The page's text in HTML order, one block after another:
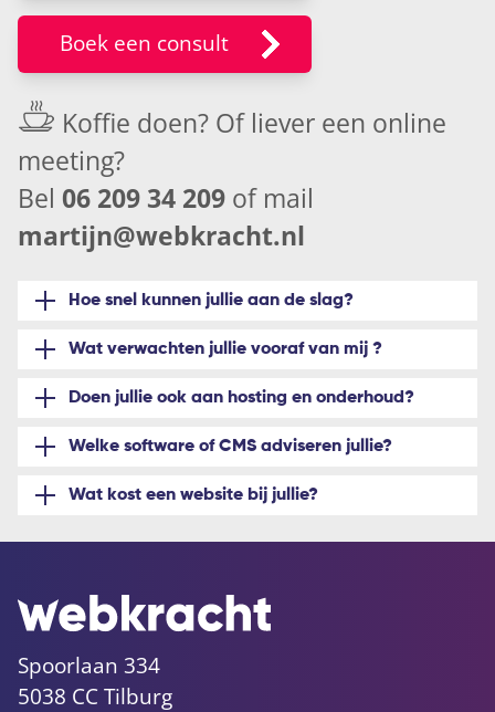
Boek een consult
Koffie doen? Of liever een online
meeting?
Bel 06 209 34 209 of mail
martijn@webkracht.nl
Hoe snel kunnen jullie aan de slag?
Wat verwachten jullie vooraf van mij ?
Doen jullie ook aan hosting en onderhoud?
Welke software of CMS adviseren jullie?
Wat kost een website bij jullie?
Spoorlaan 334
5038 CC Tilburg